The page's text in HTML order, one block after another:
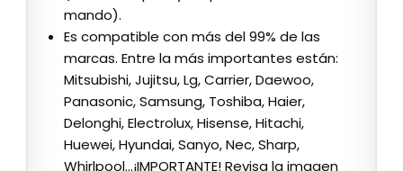
mando).
Es compatible con más del 99% de las
marcas. Entre la más importantes están:
Mitsubishi, Jujitsu, Lg, Carrier, Daewoo,
Panasonic, Samsung, Toshiba, Haier,
Delonghi, Electrolux, Hisense, Hitachi,
Huewei, Hyundai, Sanyo, Nec, Sharp,
Whirlpool…¡IMPORTANTE! Revisa la imagen